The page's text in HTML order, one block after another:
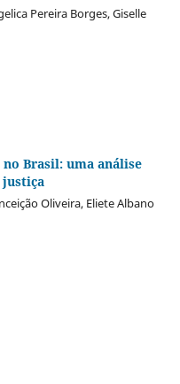
Pereira Borges, Giselle
no Brasil: uma análise
Oliveira, Eliete Albano